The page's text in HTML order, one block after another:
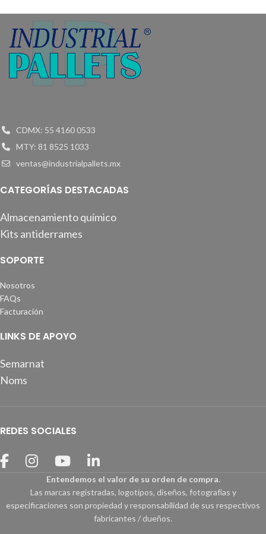
CDMX: 55 4160 0533
MTY: 81 8525 1033
ventas@industrialpallets.mx
CATEGORÍAS DESTACADAS
Almacenamiento químico
Kits antiderrames
SOPORTE
Nosotros
FAQs
Facturación
LINKS DE APOYO
Semarnat
Noms
REDES SOCIALES
Entendemos el valor de su orden de compra.
Las marcas registradas, logotipos, diseños, fotografías y
especificaciones son propiedad y responsabilidad de sus respectivos
fabricantes / dueños.